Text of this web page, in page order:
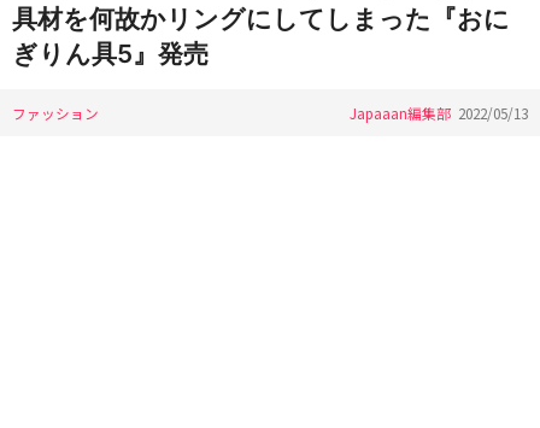
具材を何故かリングにしてしまった『おに
ぎりん具5』発売
ファッション Japaaan編集部 2022/05/13